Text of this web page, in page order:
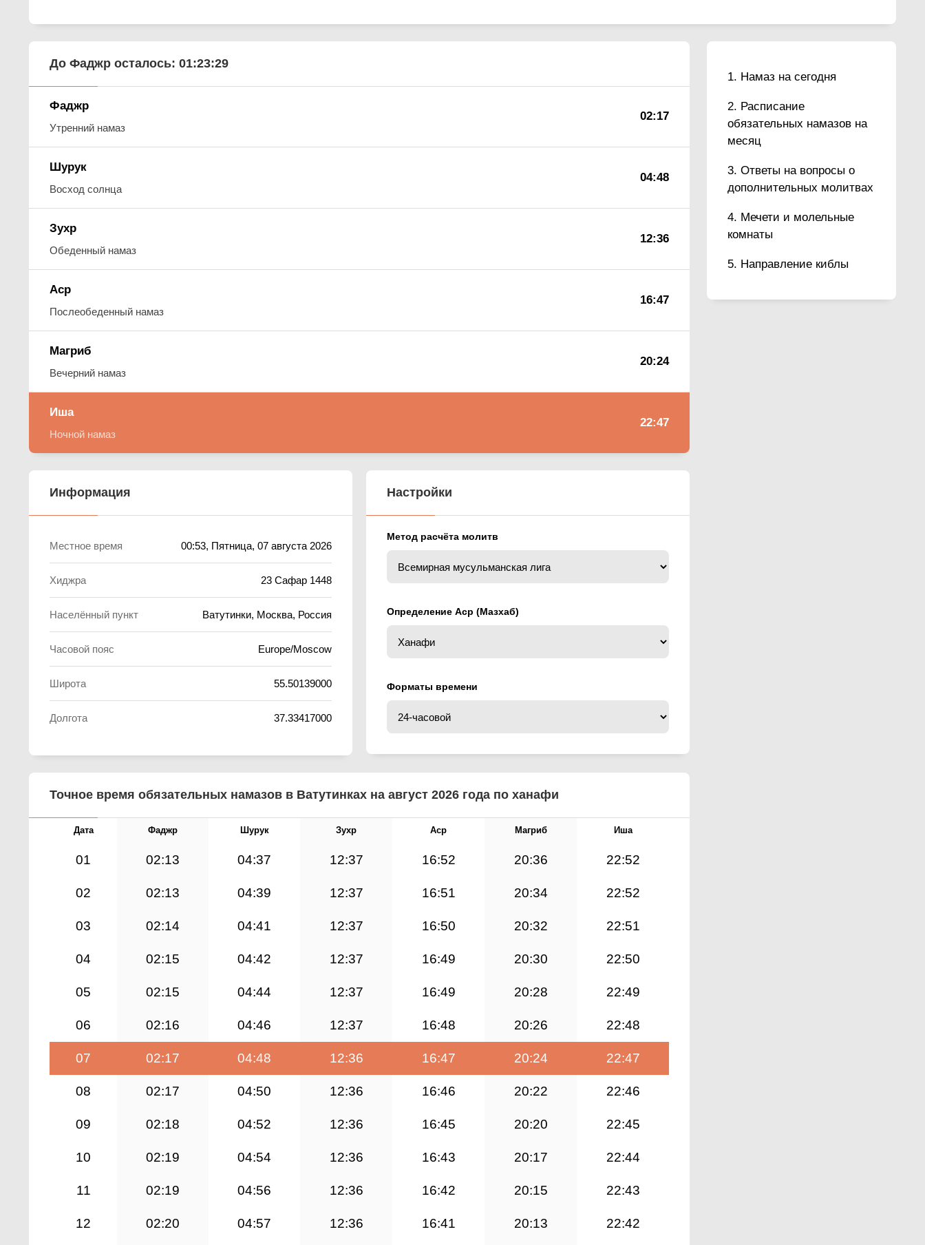
Намаз на сегодня
Расписание
обязательных намазов на
месяц
Ответы на вопросы о
дополнительных молитвах
Мечети и молельные
комнаты
Направление киблы
До Фаджр осталось: 01:23:27
Фаджр
Утренний намаз
02:17
Шурук
Восход солнца
04:48
Зухр
Обеденный намаз
12:36
Аср
Послеобеденный намаз
16:47
Магриб
Вечерний намаз
20:24
Иша
Ночной намаз
22:47
Информация
Местное время 00:53, Пятница, 07 августа 2026
Хиджра 23 Сафар 1448
Населённый пункт Ватутинки, Москва, Россия
Часовой пояс Europe/Moscow
Широта 55.50139000
Долгота 37.33417000
Настройки
Метод расчёта молитв
Определение Аср (Мазхаб)
Форматы времени
Точное время обязательных намазов в Ватутинках на август 2026 года по ханафи
Дата Фаджр Шурук Зухр Аср Магриб Иша
01 02:13 04:37 12:37 16:52 20:36 22:52
02 02:13 04:39 12:37 16:51 20:34 22:52
03 02:14 04:41 12:37 16:50 20:32 22:51
04 02:15 04:42 12:37 16:49 20:30 22:50
05 02:15 04:44 12:37 16:49 20:28 22:49
06 02:16 04:46 12:37 16:48 20:26 22:48
07 02:17 04:48 12:36 16:47 20:24 22:47
08 02:17 04:50 12:36 16:46 20:22 22:46
09 02:18 04:52 12:36 16:45 20:20 22:45
10 02:19 04:54 12:36 16:43 20:17 22:44
11 02:19 04:56 12:36 16:42 20:15 22:43
12 02:20 04:57 12:36 16:41 20:13 22:42